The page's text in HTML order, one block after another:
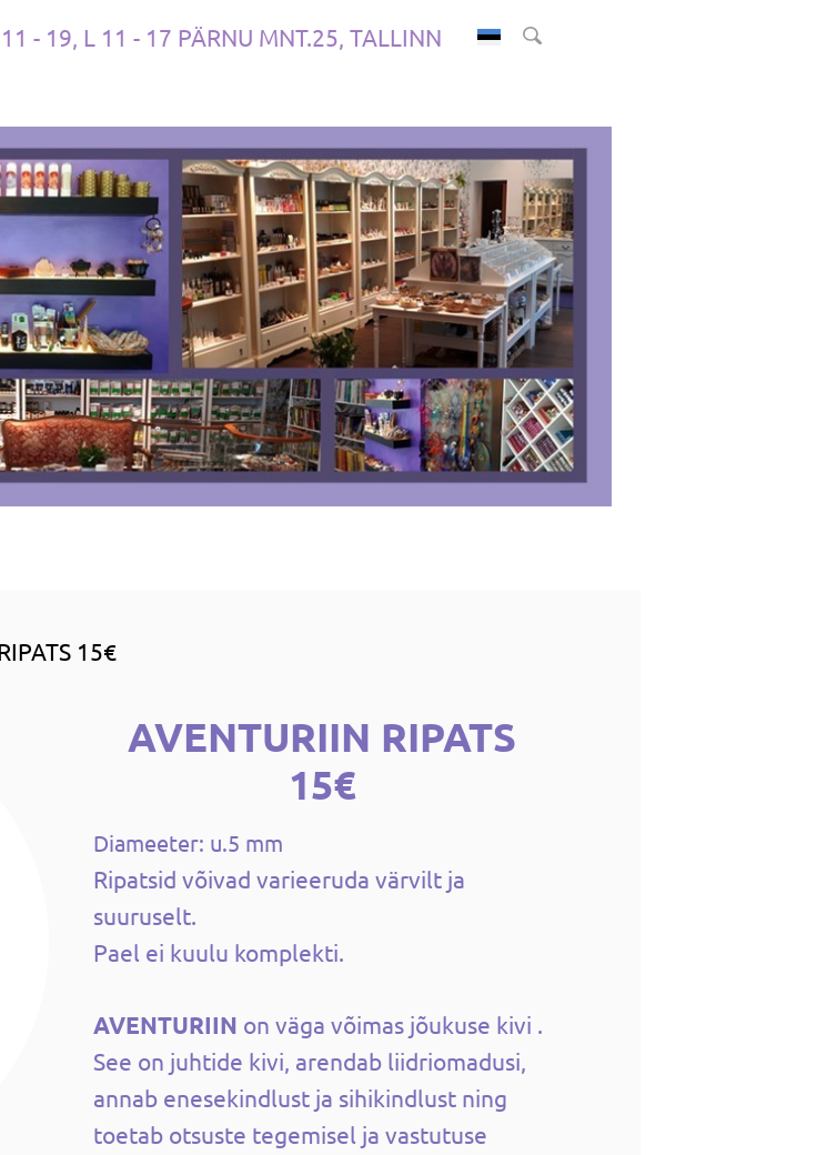
11 - 19, L 11 - 17 PÄRNU MNT.25, TALLINN
15€
AVENTURIIN RIPATS
15€
Diameeter: u.5 mm
Ripatsid võivad varieeruda värvilt ja
suuruselt.
Pael ei kuulu komplekti.
AVENTURIIN on väga võimas jõukuse kivi .
See on juhtide kivi, arendab liidriomadusi,
annab enesekindlust ja sihikindlust ning
toetab otsuste tegemisel ja vastutuse